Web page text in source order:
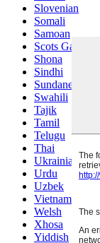
Slovenian
Somali
Samoan
Scots Gaelic
Shona
Sindhi
Sundanese
Swahili
Tajik
Tamil
Telugu
Thai
Ukrainian
Urdu
Uzbek
Vietnamese
Welsh
Xhosa
Yiddish